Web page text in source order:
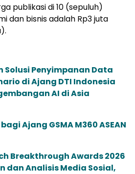
publikasi di 10 (sepuluh)
dan bisnis adalah Rp3 juta
Solusi Penyimpanan Data
di Ajang DTI Indonesia
AI di Asia
Ajang GSMA M360 ASEAN
Breakthrough Awards 2026
dan Analisis Media Sosial,